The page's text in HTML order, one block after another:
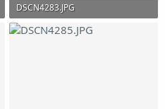
DSCN4283.JPG
272,4 KB · Просмотры: 108